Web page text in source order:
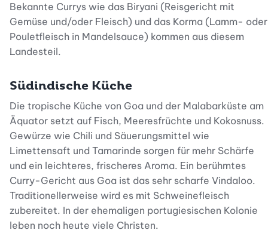
Bekannte Currys wie das Biryani (Reisgericht mit
Gemüse und/oder Fleisch) und das Korma (Lamm- oder
Pouletfleisch in Mandelsauce) kommen aus diesem
Landesteil.
Südindische Küche
Die tropische Küche von Goa und der Malabarküste am
Äquator setzt auf Fisch, Meeresfrüchte und Kokosnuss.
Gewürze wie Chili und Säuerungsmittel wie
Limettensaft und Tamarinde sorgen für mehr Schärfe
und ein leichteres, frischeres Aroma. Ein berühmtes
Curry-Gericht aus Goa ist das sehr scharfe Vindaloo.
Traditionellerweise wird es mit Schweinefleisch
zubereitet. In der ehemaligen portugiesischen Kolonie
leben noch heute viele Christen.